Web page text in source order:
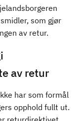
som gjør
av retur.
av retur
har som formål
opphold fullt ut.